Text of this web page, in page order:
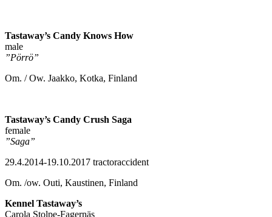
Tastaway’s Candy Knows How
male
”Pörrö”
Om. / Ow. Jaakko, Kotka, Finland
Tastaway’s Candy Crush Saga
female
”Saga”
29.4.2014-19.10.2017 tractoraccident
Om. /ow. Outi, Kaustinen, Finland
Kennel Tastaway’s
Carola Stolpe-Fagernäs